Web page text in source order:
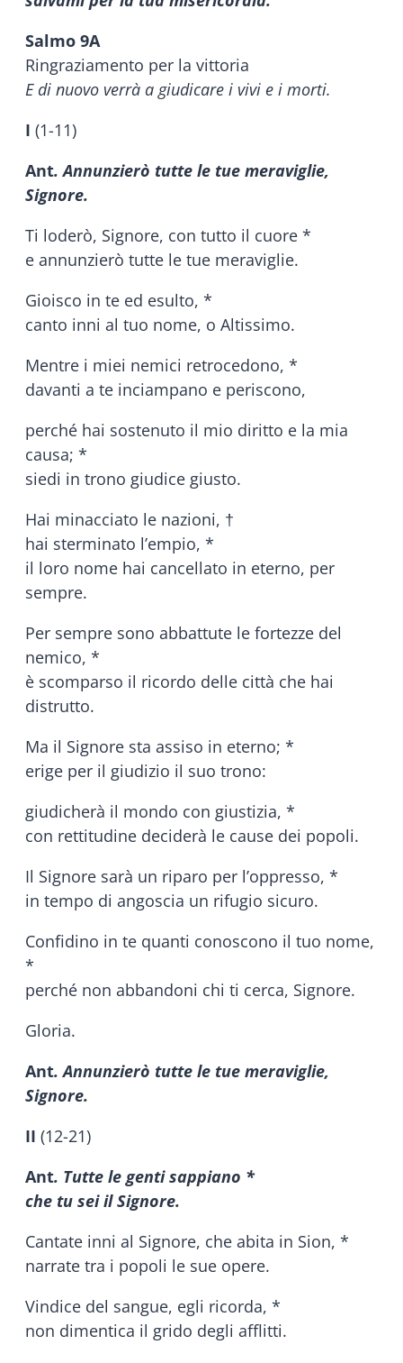
Salmo 9A
Ringraziamento per la vittoria
E di nuovo verrà a giudicare i vivi e i morti.
I (1-11)
Ant. Annunzierò tutte le tue meraviglie,
Signore.
Ti loderò, Signore, con tutto il cuore *
e annunzierò tutte le tue meraviglie.
Gioisco in te ed esulto, *
canto inni al tuo nome, o Altissimo.
Mentre i miei nemici retrocedono, *
davanti a te inciampano e periscono,
perché hai sostenuto il mio diritto e la mia
causa; *
siedi in trono giudice giusto.
Hai minacciato le nazioni, †
hai sterminato l’empio, *
il loro nome hai cancellato in eterno, per
sempre.
Per sempre sono abbattute le fortezze del
nemico, *
è scomparso il ricordo delle città che hai
distrutto.
Ma il Signore sta assiso in eterno; *
erige per il giudizio il suo trono:
giudicherà il mondo con giustizia, *
con rettitudine deciderà le cause dei popoli.
Il Signore sarà un riparo per l’oppresso, *
in tempo di angoscia un rifugio sicuro.
Confidino in te quanti conoscono il tuo nome,
*
perché non abbandoni chi ti cerca, Signore.
Gloria.
Ant. Annunzierò tutte le tue meraviglie,
Signore.
II (12-21)
Ant. Tutte le genti sappiano *
che tu sei il Signore.
Cantate inni al Signore, che abita in Sion, *
narrate tra i popoli le sue opere.
Vindice del sangue, egli ricorda, *
non dimentica il grido degli afflitti.